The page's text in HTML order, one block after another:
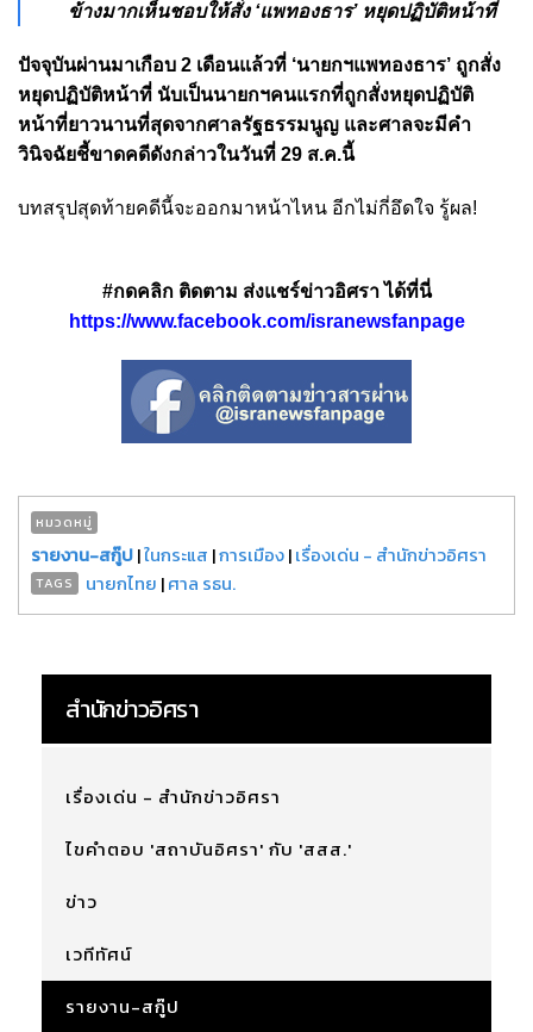
ข้างมากเห็นชอบให้สั่ง ‘แพทองธาร’ หยุดปฏิบัติหน้าที่
ปัจจุบันผ่านมาเกือบ 2 เดือนแล้วที่ ‘นายกฯแพทองธาร’ ถูกสั่ง
หยุดปฏิบัติหน้าที่ นับเป็นนายกฯคนแรกที่ถูกสั่งหยุดปฏิบัติ
หน้าที่ยาวนานที่สุดจากศาลรัฐธรรมนูญ และศาลจะมีคำ
วินิจฉัยชี้ขาดคดีดังกล่าวในวันที่ 29 ส.ค.นี้
บทสรุปสุดท้ายคดีนี้จะออกมาหน้าไหน อีกไม่กี่อึดใจ รู้ผล!
#กดคลิก ติดตาม ส่งแชร์ข่าวอิศรา ได้ที่นี่
https://www.facebook.com/isranewsfanpage
หมวดหมู่
รายงาน-สกู๊ป|ในกระแส |การเมือง|เรื่องเด่น - สำนักข่าวอิศรา
TAGS นายกไทย |ศาล รธน.
สำนักข่าวอิศรา
เรื่องเด่น - สำนักข่าวอิศรา
ไขคำตอบ 'สถาบันอิศรา' กับ 'สสส.'
ข่าว
เวทีทัศน์
รายงาน-สกู๊ป